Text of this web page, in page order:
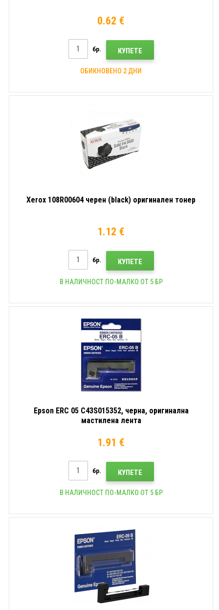
0.62 €
бр. КУПЕТЕ
ОБИКНОВЕНО 2 ДНИ
Xerox 108R00604 черен (black) оригинален тонер
1.12 €
бр. КУПЕТЕ
В НАЛИЧНОСТ ПО-МАЛКО ОТ 5 БР
Epson ERC 05 C43S015352, черна, оригинална
мастилена лента
1.91 €
бр. КУПЕТЕ
В НАЛИЧНОСТ ПО-МАЛКО ОТ 5 БР